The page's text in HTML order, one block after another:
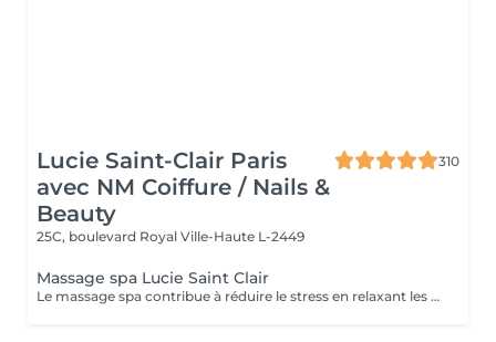
Lucie Saint-Clair Paris
avec NM Coiffure / Nails &
Beauty
310
25C, boulevard Royal Ville-Haute L-2449
Massage spa Lucie Saint Clair
Le massage spa contribue à réduire le stress en relaxant les muscles et en libérant vos endorphines .